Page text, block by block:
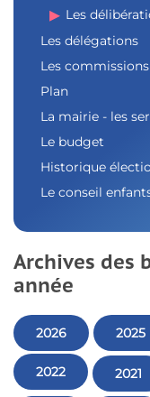
Les
Les délégations
Les commissions
Plan
La mairie - les
Le budget
Historique
Le conseil
Archives des
année
2026 2025
2022 2021